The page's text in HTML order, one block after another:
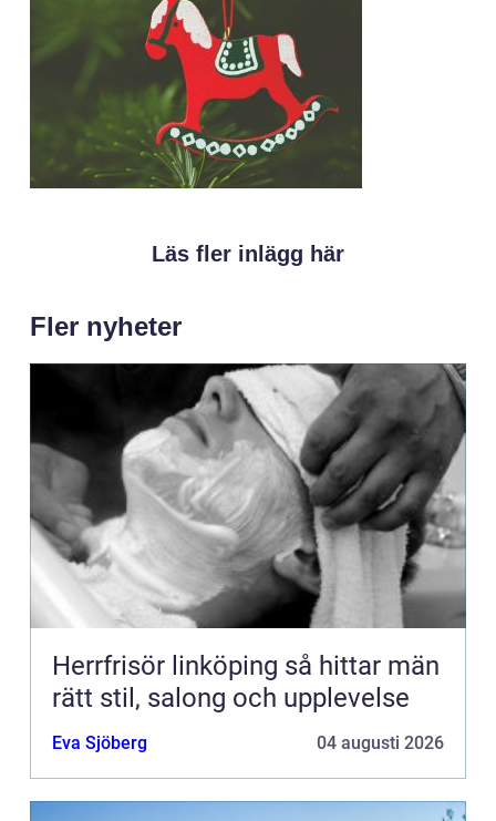
Läs fler inlägg här
Fler nyheter
Herrfrisör linköping så hittar män
rätt stil, salong och upplevelse
Eva Sjöberg 04 augusti 2026